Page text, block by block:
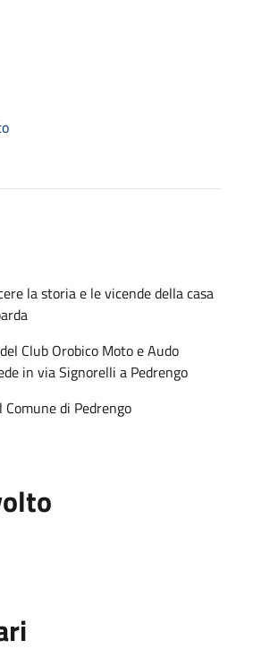
la storia e le vicende della casa
Club Orobico Moto e Audo
in via Signorelli a Pedrengo
di Pedrengo